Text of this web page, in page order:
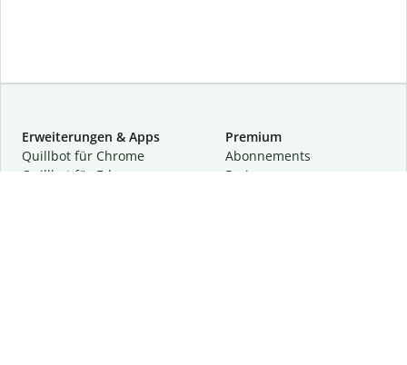
Erweiterungen & Apps
Quillbot für Chrome
Quillbot für Edge
Premium
Abon­ne­ments
Preise